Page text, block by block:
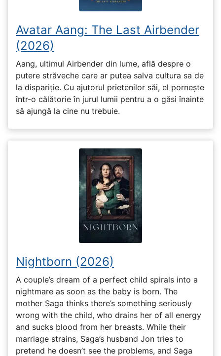
Avatar Aang: The Last Airbender
(2026)
Aang, ultimul Airbender din lume, află despre o
putere străveche care ar putea salva cultura sa de
la dispariție. Cu ajutorul prietenilor săi, el pornește
într-o călătorie în jurul lumii pentru a o găsi înainte
să ajungă la cine nu trebuie.
Nightborn (2026)
A couple’s dream of a perfect child spirals into a
nightmare as soon as the baby is born. The
mother Saga thinks there’s something seriously
wrong with the child, who drains her of all energy
and sucks blood from her breasts. While their
marriage strains, Saga’s husband Jon tries to
pretend he doesn’t see the problems, and Saga